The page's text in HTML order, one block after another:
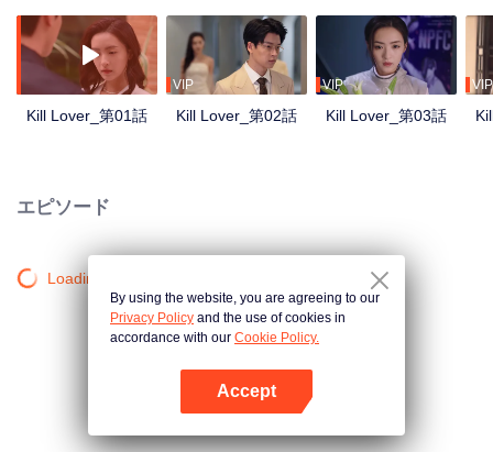
Kill Lover_第01話
VIP
Kill Lover_第02話
VIP
Kill Lover_第03話
VIP
エピソード
Loading…
By using the website, you are agreeing to our
Privacy Policy and the use of cookies in
accordance with our Cookie Policy.
Accept